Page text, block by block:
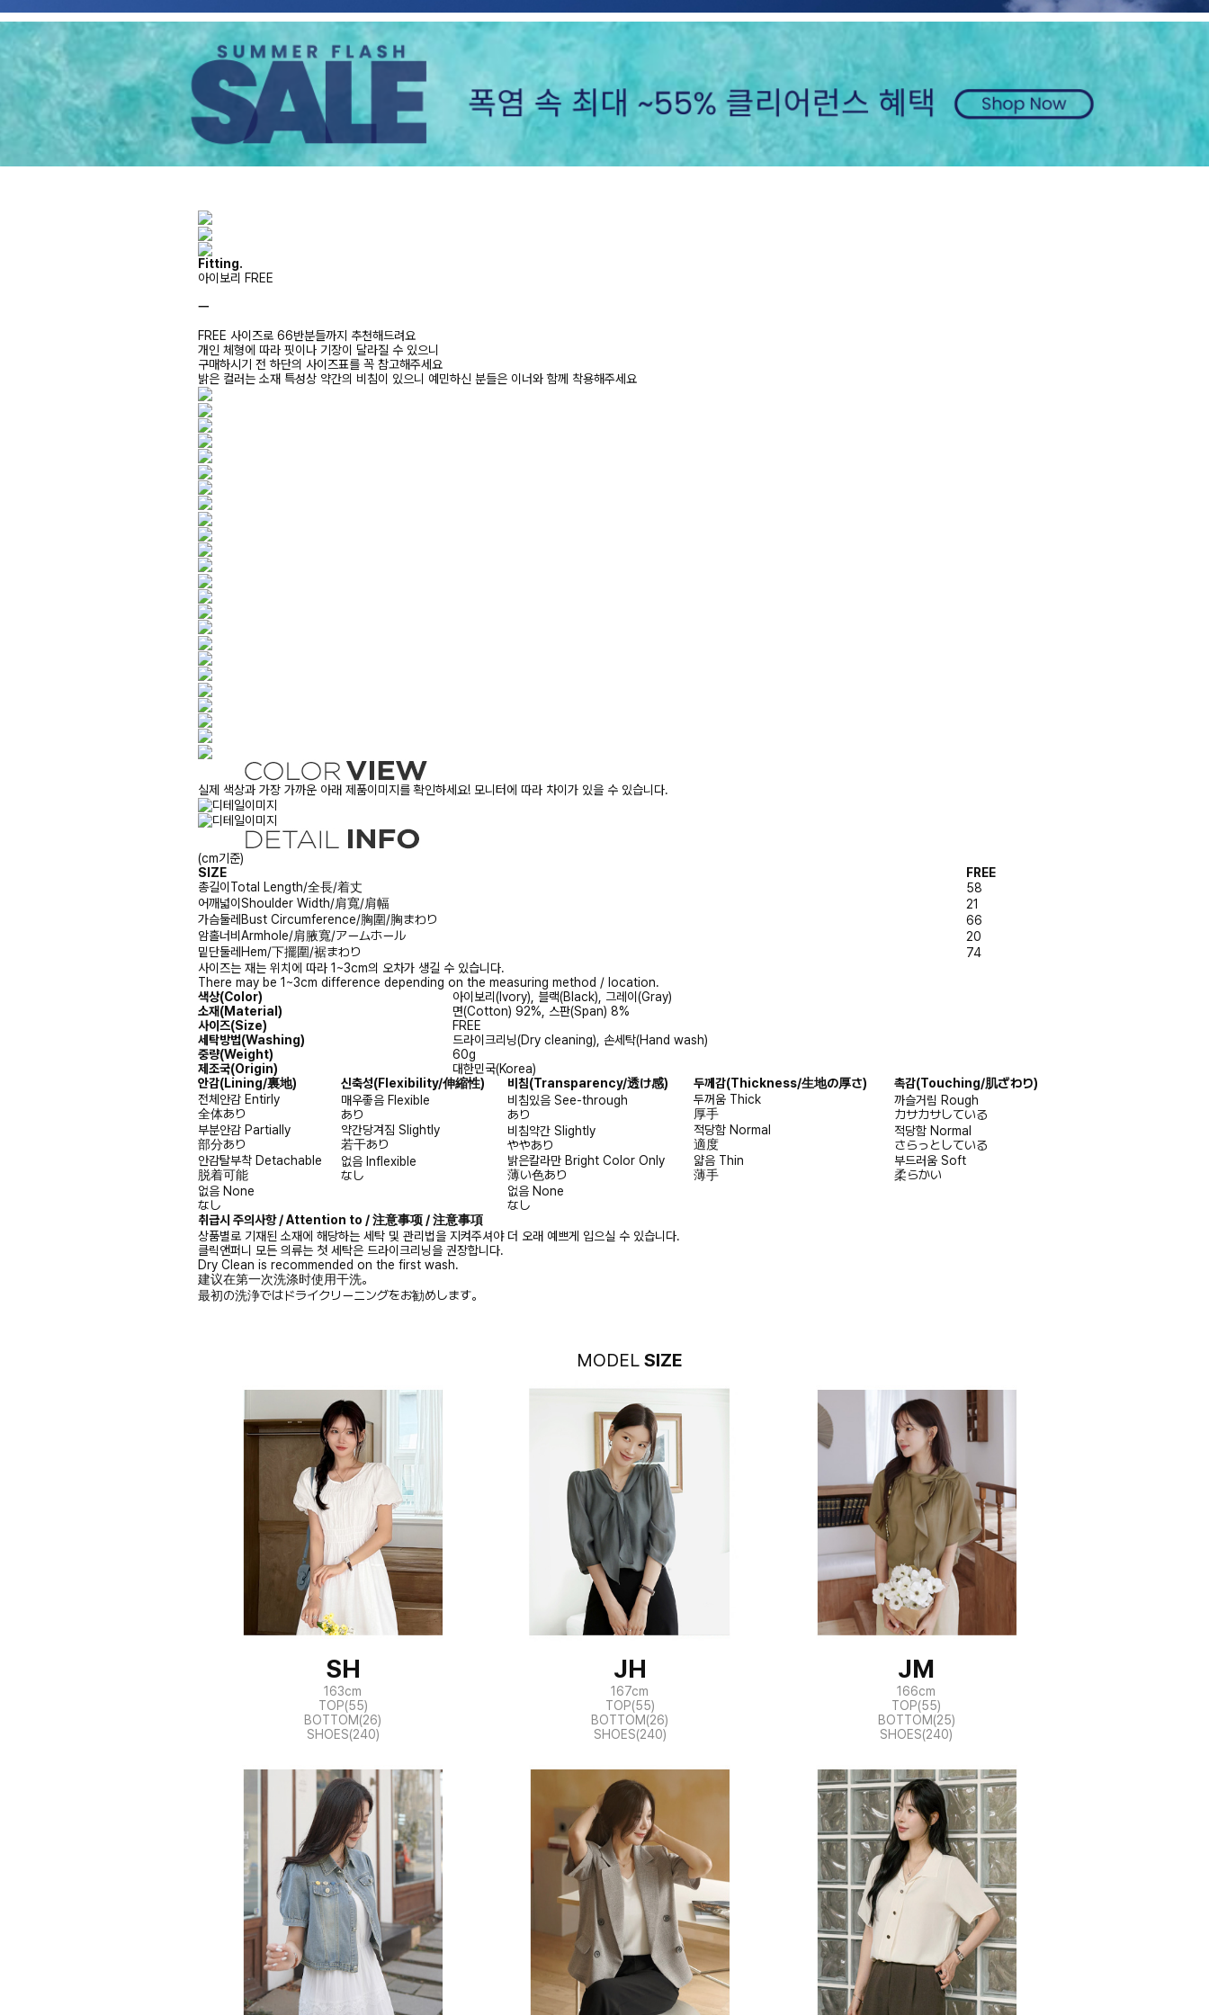
Fitting.
아이보리 FREE
ㅡ
FREE 사이즈로 66반분들까지 추천해드려요
개인 체형에 따라 핏이나 기장이 달라질 수 있으니
구매하시기 전 하단의 사이즈표를 꼭 참고해주세요
밝은 컬러는 소재 특성상 약간의 비침이 있으니 예민하신 분들은 이너와 함께 착용해주세요
실제 색상과 가장 가까운 아래 제품이미지를 확인하세요! 모니터에 따라 차이가 있을 수 있습니다.
(cm기준)
SIZE
FREE
총길이 Total Length/全長/着丈
58
어깨넓이 Shoulder Width/肩寬/肩幅
21
가슴둘레 Bust Circumference/胸圍/胸まわり
66
암홀너비 Armhole/肩腋寬/アームホール
20
밑단둘레 Hem/下擺圍/裾まわり
74
사이즈는 재는 위치에 따라 1~3cm의 오차가 생길 수 있습니다.
There may be 1~3cm difference depending on the measuring method / location.
색상(Color)
아이보리(Ivory), 블랙(Black), 그레이(Gray)
소재(Material)
면(Cotton) 92%, 스판(Span) 8%
사이즈(Size)
FREE
세탁방법(Washing)
드라이크리닝(Dry cleaning), 손세탁(Hand wash)
중량(Weight)
60g
제조국(Origin)
대한민국(Korea)
안감(Lining/裏地) 신축성(Flexibility/伸縮性) 비침(Transparency/透け感) 두께감(Thickness/生地の厚さ) 촉감(Touching/肌ざわり)
전체안감 Entirly
全体あり
매우좋음 Flexible
あり
비침있음 See-through
あり
두꺼움 Thick
厚手
까슬거림 Rough
カサカサしている
부분안감 Partially
部分あり
약간당겨짐 Slightly
若干あり
비침약간 Slightly
ややあり
적당함 Normal
適度
적당함 Normal
さらっとしている
안감탈부착 Detachable
脱着可能
없음 Inflexible
なし
밝은칼라만 Bright Color Only
薄い色あり
얇음 Thin
薄手
부드러움 Soft
柔らかい
없음 None
なし
없음 None
なし
취급시 주의사항 / Attention to / 注意事项 / 注意事項
상품별로 기재된 소재에 해당하는 세탁 및 관리법을 지켜주셔야 더 오래 예쁘게 입으실 수 있습니다.
클릭앤퍼니 모든 의류는 첫 세탁은 드라이크리닝을 권장합니다.
Dry Clean is recommended on the first wash.
建议在第一次洗涤时使用干洗。
最初の洗浄ではドライクリーニングをお勧めします。
MODEL SIZE
SH
163cm
TOP(55)
BOTTOM(26)
SHOES(240)
JH
167cm
TOP(55)
BOTTOM(26)
SHOES(240)
JM
166cm
TOP(55)
BOTTOM(25)
SHOES(240)